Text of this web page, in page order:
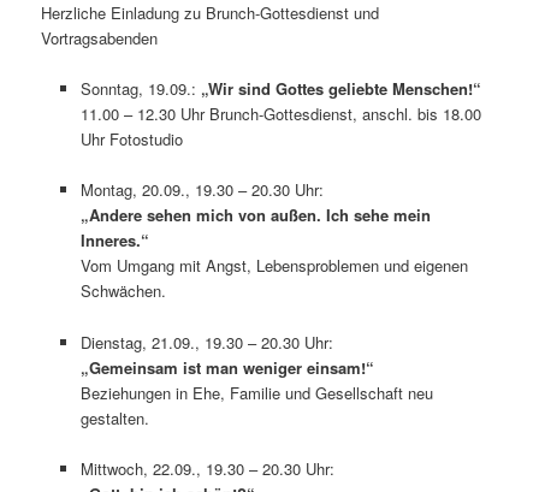
Herzliche Einladung zu Brunch-Gottesdienst und
Vortragsabenden
Sonntag, 19.09.: „Wir sind Gottes geliebte Menschen!“
11.00 – 12.30 Uhr Brunch-Gottesdienst, anschl. bis 18.00
Uhr Fotostudio
Montag, 20.09., 19.30 – 20.30 Uhr:
„Andere sehen mich von außen. Ich sehe mein
Inneres.“
Vom Umgang mit Angst, Lebensproblemen und eigenen
Schwächen.
Dienstag, 21.09., 19.30 – 20.30 Uhr:
„Gemeinsam ist man weniger einsam!“
Beziehungen in Ehe, Familie und Gesellschaft neu
gestalten.
Mittwoch, 22.09., 19.30 – 20.30 Uhr: